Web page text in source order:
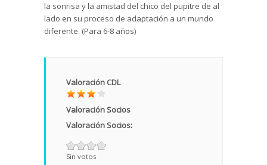
la sonrisa y la amistad del chico del pupitre de al
lado en su proceso de adaptación a un mundo
diferente. (Para 6-8 años)
Valoración CDL
Valoración Socios
Valoración Socios:
Sin votos